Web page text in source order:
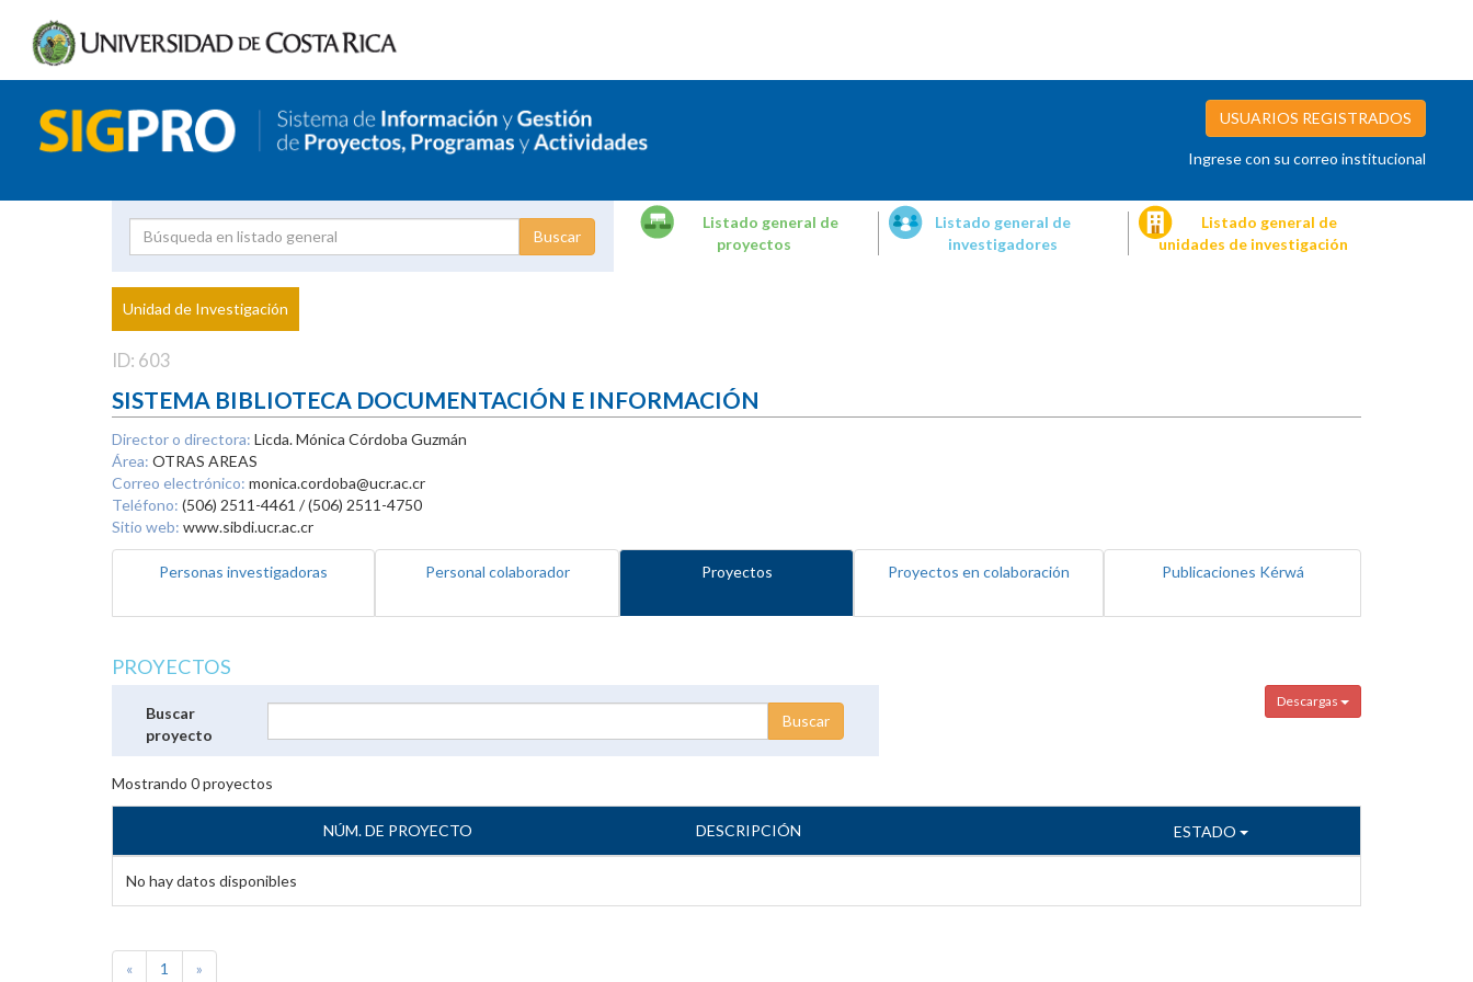
USUARIOS REGISTRADOS
Ingrese con su correo institucional
Proyecto
Investigador
Listado general de
proyectos
Listado general de
investigadores
Listado general de
unidades de investigación
Unidad de Investigación
ID: 603
SISTEMA BIBLIOTECA DOCUMENTACIÓN E INFORMACIÓN
Director o directora: Licda. Mónica Córdoba Guzmán
Área: OTRAS AREAS
Correo electrónico: monica.cordoba@ucr.ac.cr
Teléfono: (506) 2511-4461 / (506) 2511-4750
Sitio web: www.sibdi.ucr.ac.cr
Personas investigadoras Personal colaborador Proyectos Proyectos en colaboración Publicaciones Kérwá
PROYECTOS
Descargas
Buscar
proyecto
Mostrando 0proyectos
NÚM. DE PROYECTO DESCRIPCIÓN ESTADO
No hay datos disponibles
« 1 »